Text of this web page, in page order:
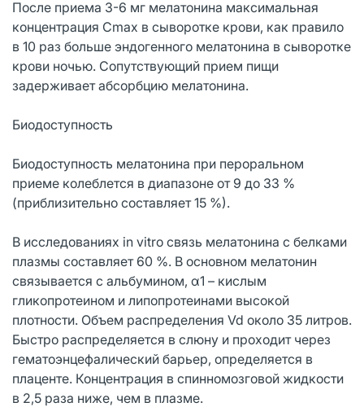
После приема 3-6 мг мелатонина максимальная
концентрация Сmax в сыворотке крови, как правило
в 10 раз больше эндогенного мелатонина в сыворотке
крови ночью. Сопутствующий прием пищи
задерживает абсорбцию мелатонина.
Биодоступность
Биодоступность мелатонина при пероральном
приеме колеблется в диапазоне от 9 до 33 %
(приблизительно составляет 15 %).
В исследованиях in vitro связь мелатонина с белками
плазмы составляет 60 %. В основном мелатонин
связывается с альбумином, α1 – кислым
гликопротеином и липопротеинами высокой
плотности. Объем распределения Vd около 35 литров.
Быстро распределяется в слюну и проходит через
гематоэнцефалический барьер, определяется в
плаценте. Концентрация в спинномозговой жидкости
в 2,5 раза ниже, чем в плазме.